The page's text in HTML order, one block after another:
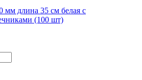
мм длина 35 см белая с
(100 шт)